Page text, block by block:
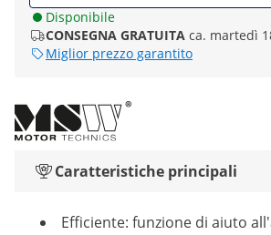
Disponibile
CONSEGNA GRATUITA ca. martedì
Miglior prezzo garantito
Caratteristiche principali
Efficiente: funzione di aiuto